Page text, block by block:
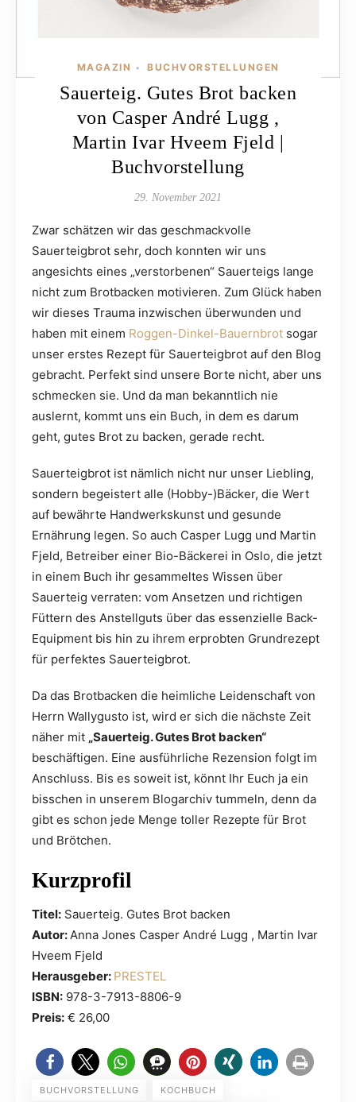
MAGAZIN • BUCHVORSTELLUNGEN
Sauerteig. Gutes Brot backen
von Casper André Lugg ,
Martin Ivar Hveem Fjeld |
Buchvorstellung
29. November 2021
Zwar schätzen wir das geschmackvolle
Sauerteigbrot sehr, doch konnten wir uns
angesichts eines „verstorbenen“ Sauerteigs lange
nicht zum Brotbacken motivieren. Zum Glück haben
wir dieses Trauma inzwischen überwunden und
haben mit einem Roggen-Dinkel-Bauernbrot sogar
unser erstes Rezept für Sauerteigbrot auf den Blog
gebracht. Perfekt sind unsere Borte nicht, aber uns
schmecken sie. Und da man bekanntlich nie
auslernt, kommt uns ein Buch, in dem es darum
geht, gutes Brot zu backen, gerade recht.
Sauerteigbrot ist nämlich nicht nur unser Liebling,
sondern begeistert alle (Hobby-)Bäcker, die Wert
auf bewährte Handwerkskunst und gesunde
Ernährung legen. So auch Casper Lugg und Martin
Fjeld, Betreiber einer Bio-Bäckerei in Oslo, die jetzt
in einem Buch ihr gesammeltes Wissen über
Sauerteig verraten: vom Ansetzen und richtigen
Füttern des Anstellguts über das essenzielle Back-
Equipment bis hin zu ihrem erprobten Grundrezept
für perfektes Sauerteigbrot.
Da das Brotbacken die heimliche Leidenschaft von
Herrn Wallygusto ist, wird er sich die nächste Zeit
näher mit „Sauerteig. Gutes Brot backen“
beschäftigen. Eine ausführliche Rezension folgt im
Anschluss. Bis es soweit ist, könnt Ihr Euch ja ein
bisschen in unserem Blogarchiv tummeln, denn da
gibt es schon jede Menge toller Rezepte für Brot
und Brötchen.
Kurzprofil
Titel: Sauerteig. Gutes Brot backen
Autor:Anna Jones Casper André Lugg , Martin Ivar
Hveem Fjeld
Herausgeber: PRESTEL
ISBN: 978-3-7913-8806-9
Preis: € 26,00
BUCHVORSTELLUNG KOCHBUCH